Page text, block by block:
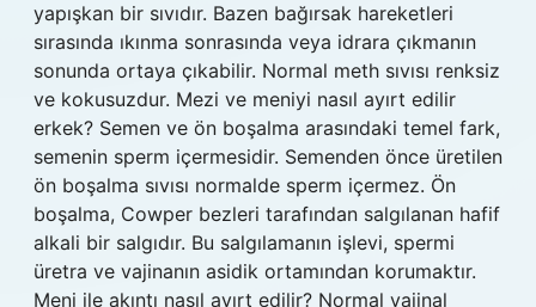
yapışkan bir sıvıdır. Bazen bağırsak hareketleri
sırasında ıkınma sonrasında veya idrara çıkmanın
sonunda ortaya çıkabilir. Normal meth sıvısı renksiz
ve kokusuzdur. Mezi ve meniyi nasıl ayırt edilir
erkek? Semen ve ön boşalma arasındaki temel fark,
semenin sperm içermesidir. Semenden önce üretilen
ön boşalma sıvısı normalde sperm içermez. Ön
boşalma, Cowper bezleri tarafından salgılanan hafif
alkali bir salgıdır. Bu salgılamanın işlevi, spermi
üretra ve vajinanın asidik ortamından korumaktır.
Meni ile akıntı nasıl ayırt edilir? Normal vajinal